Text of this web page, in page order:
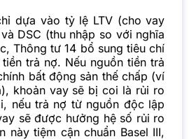
dựa vào tỷ lệ LTV (cho vay
DSC (thu nhập so với nghĩa
Thông tư 14 bổ sung tiêu chí
trả nợ. Nếu nguồn tiền trả
bất động sản thế chấp (ví
khoản vay sẽ bị coi là rủi ro
nếu trả nợ từ nguồn độc lập
sẽ được hưởng hệ số rủi ro
này tiệm cận chuẩn Basel III,